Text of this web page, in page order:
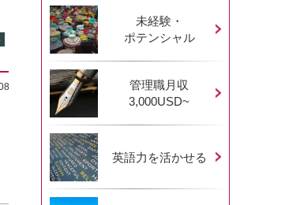
未経験・
ポテンシャル
管理職月収
3,000USD~
英語力を活かせる